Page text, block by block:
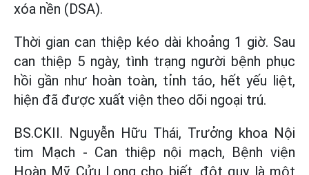
xóa nền (DSA).
Thời gian can thiệp kéo dài khoảng 1 giờ. Sau
can thiệp 5 ngày, tình trạng người bệnh phục
hồi gần như hoàn toàn, tỉnh táo, hết yếu liệt,
hiện đã được xuất viện theo dõi ngoại trú.
BS.CKII. Nguyễn Hữu Thái, Trưởng khoa Nội
tim Mạch - Can thiệp nội mạch, Bệnh viện
Hoàn Mỹ Cửu Long cho biết, đột quỵ là một